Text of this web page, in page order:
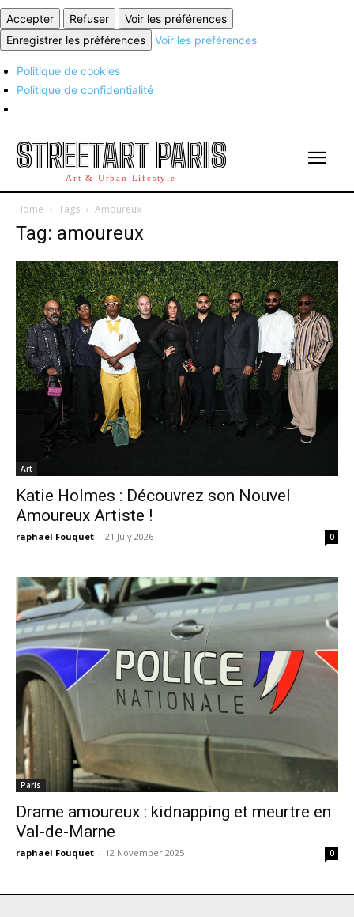
Accepter Refuser
Voir les préférences
Enregistrer les préférences
Voir les préférences
Politique de cookies
Politique de confidentialité
STREETART PARIS
Art & Urban Lifestyle
Home Tags Amoureux
Tag: amoureux
Art
Katie Holmes : Découvrez son Nouvel
Amoureux Artiste !
raphael Fouquet - 21 July 2026 0
Paris
Drame amoureux : kidnapping et meurtre en
Val-de-Marne
raphael Fouquet - 12 November 2025 0